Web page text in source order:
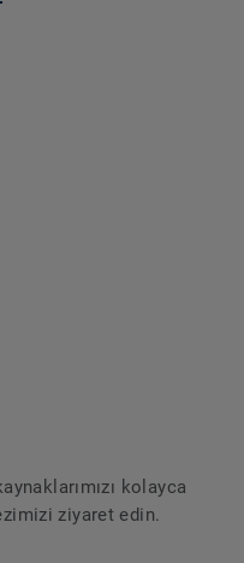
kolayca
ziyaret edin.